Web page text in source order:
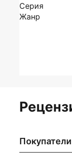
Серия
Жанр